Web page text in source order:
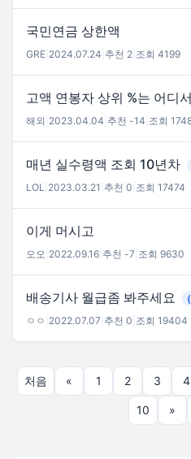
국민연금 상한액
GRE 2024.07.24 추천 2 조회 4199
고액 연봉자 상위 %는 어디
해외 2023.04.04 추천 -14 조회
매년 실수령액 조회 10년차
LOL 2023.03.21 추천 0 조회 17474
이게 머시고
오오 2022.09.16 추천 -7 조회 9630
배송기사 월급좀 봐주세요
ㅇㅇ 2022.07.07 추천 0 조회 19404
처음 « 1 2 3 4
10 »